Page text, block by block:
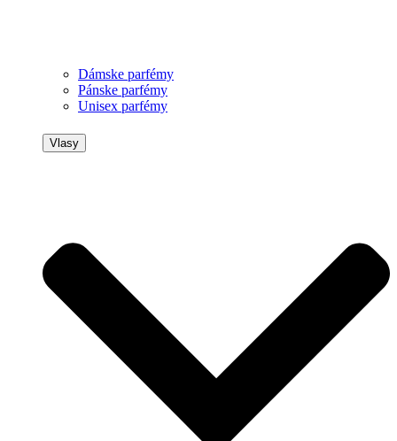
Dámske parfémy
Pánske parfémy
Unisex parfémy
Vlasy